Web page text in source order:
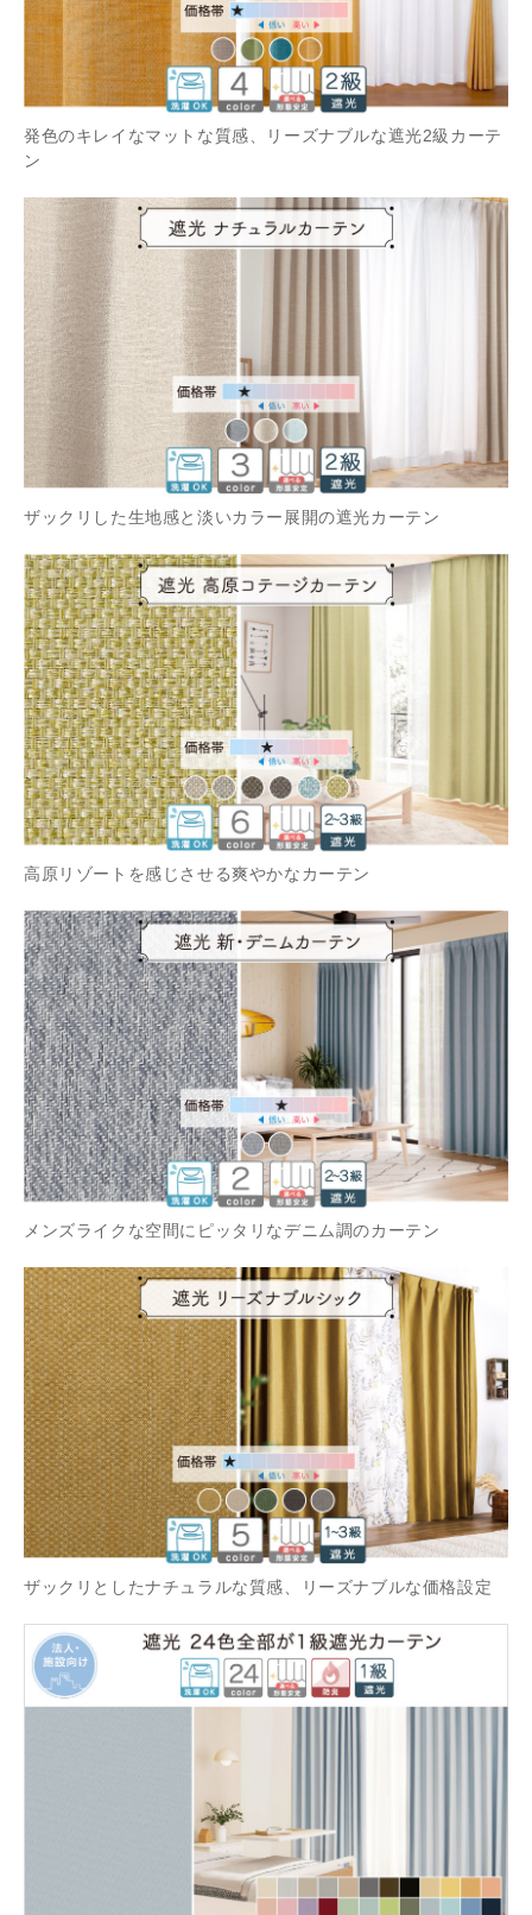
発色のキレイなマットな質感、リーズナブルな遮光2級カーテ
ン
ザックリした生地感と淡いカラー展開の遮光カーテン
高原リゾートを感じさせる爽やかなカーテン
メンズライクな空間にピッタリなデニム調のカーテン
ザックリとしたナチュラルな質感、リーズナブルな価格設定